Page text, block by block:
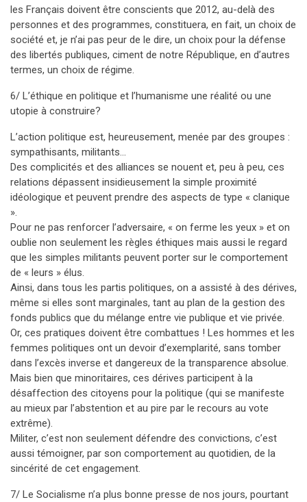
les Français doivent être conscients que 2012, au-delà des
personnes et des programmes, constituera, en fait, un choix de
société et, je n’ai pas peur de le dire, un choix pour la défense
des libertés publiques, ciment de notre République, en d’autres
termes, un choix de régime.
6/ L’éthique en politique et l’humanisme une réalité ou une
utopie à construire?
L’action politique est, heureusement, menée par des groupes :
sympathisants, militants…
Des complicités et des alliances se nouent et, peu à peu, ces
relations dépassent insidieusement la simple proximité
idéologique et peuvent prendre des aspects de type « clanique
».
Pour ne pas renforcer l’adversaire, « on ferme les yeux » et on
oublie non seulement les règles éthiques mais aussi le regard
que les simples militants peuvent porter sur le comportement
de « leurs » élus.
Ainsi, dans tous les partis politiques, on a assisté à des dérives,
même si elles sont marginales, tant au plan de la gestion des
fonds publics que du mélange entre vie publique et vie privée.
Or, ces pratiques doivent être combattues ! Les hommes et les
femmes politiques ont un devoir d’exemplarité, sans tomber
dans l’excès inverse et dangereux de la transparence absolue.
Mais bien que minoritaires, ces dérives participent à la
désaffection des citoyens pour la politique (qui se manifeste
au mieux par l’abstention et au pire par le recours au vote
extrême).
Militer, c’est non seulement défendre des convictions, c’est
aussi témoigner, par son comportement au quotidien, de la
sincérité de cet engagement.
7/ Le Socialisme n’a plus bonne presse de nos jours, pourtant